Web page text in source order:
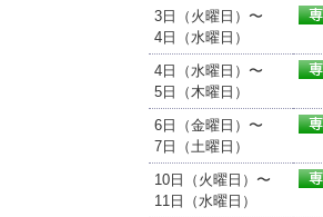
3日（火曜日）〜
4日（水曜日）
4日（水曜日）〜
5日（木曜日）
6日（金曜日）〜
7日（土曜日）
10日（火曜日）〜
11日（水曜日）